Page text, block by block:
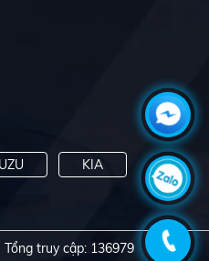
KIA
Tổng truy cập: 136979